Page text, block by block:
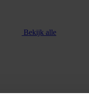
Bekijk alle